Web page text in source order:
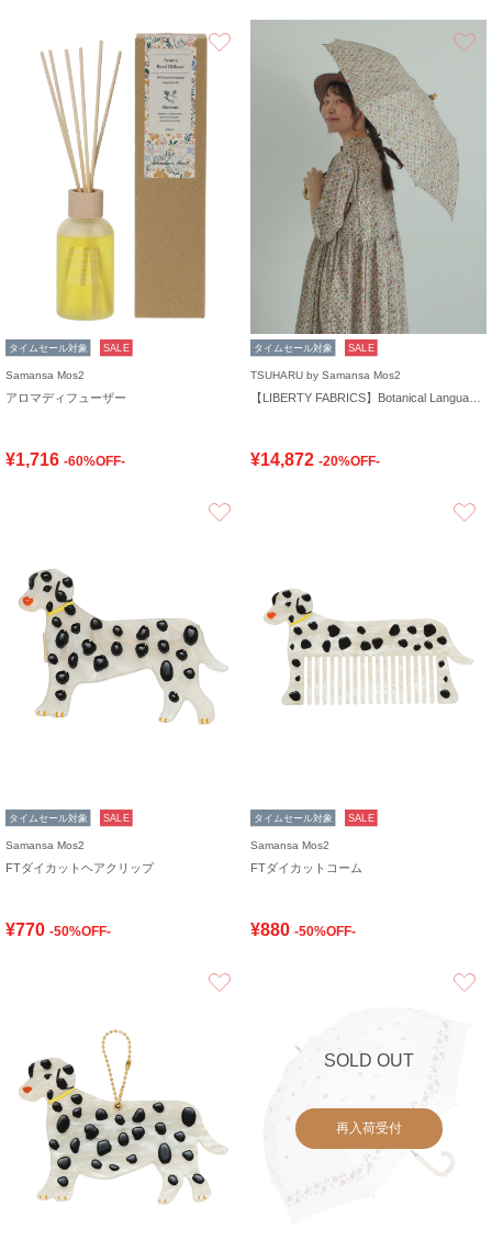
タイムセール対象 SALE
Samansa Mos2
アロマディフューザー
¥1,716 -60%OFF-
タイムセール対象 SALE
TSUHARU by Samansa Mos2
¥14,872 -20%OFF-
タイムセール対象 SALE
Samansa Mos2
FTダイカットヘアクリップ
¥770 -50%OFF-
タイムセール対象 SALE
Samansa Mos2
FTダイカットコーム
¥880 -50%OFF-
SOLD OUT
再入荷受付